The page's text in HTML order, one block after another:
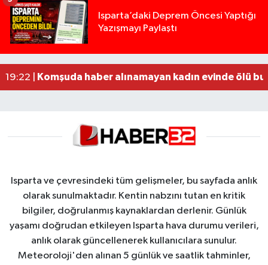
Isparta’daki Deprem Öncesi Yaptığı
Yazışmayı Paylaştı
13:00 |Yığılca'da kardeşler arasındaki silahlı kavgada
12:48 |Tur teknesi çalışanlarının birbirine girdiği kavga
02:26 |MOTOSİKLETLE ÇARPIŞAN OTOMOBİL GÜL
19:22 |
Komşuda haber alınamayan kadın evinde ölü
Isparta ve çevresindeki tüm gelişmeler, bu sayfada anlık
olarak sunulmaktadır. Kentin nabzını tutan en kritik
bilgiler, doğrulanmış kaynaklardan derlenir. Günlük
yaşamı doğrudan etkileyen Isparta hava durumu verileri,
anlık olarak güncellenerek kullanıcılara sunulur.
Meteoroloji'den alınan 5 günlük ve saatlik tahminler,